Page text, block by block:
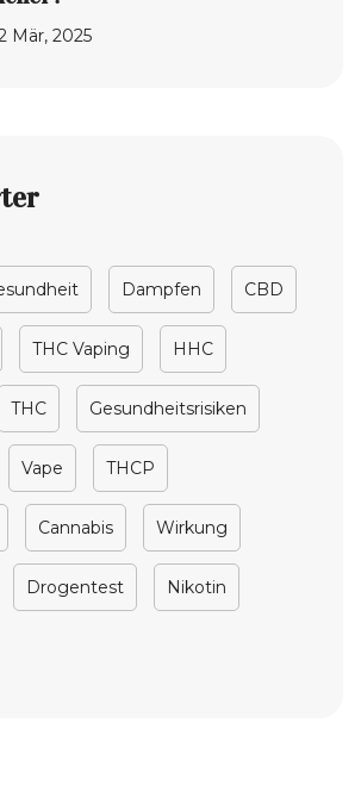
Mär, 2025
Dampfen CBD
THC Vaping HHC
THC Gesundheitsrisiken
Vape THCP
Cannabis Wirkung
Drogentest Nikotin